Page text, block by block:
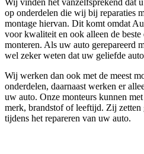
op onderdelen die wij bij reparaties
montage hiervan. Dit komt omdat
voor kwaliteit en ook alleen de
monteren. Als uw auto gerepareerd
wel zeker weten dat uw geliefde
Wij werken dan ook met de meest
onderdelen, daarnaast werken er
uw auto. Onze monteurs kunnen
merk, brandstof of leeftijd. Zij zetten
tijdens het repareren van uw auto.